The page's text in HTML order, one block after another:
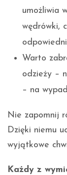
umożliwia
wędrówki,
Warto
odzieży –
– na
Nie zapomnij
Dzięki niemu
wyjątkowe
Każdy z